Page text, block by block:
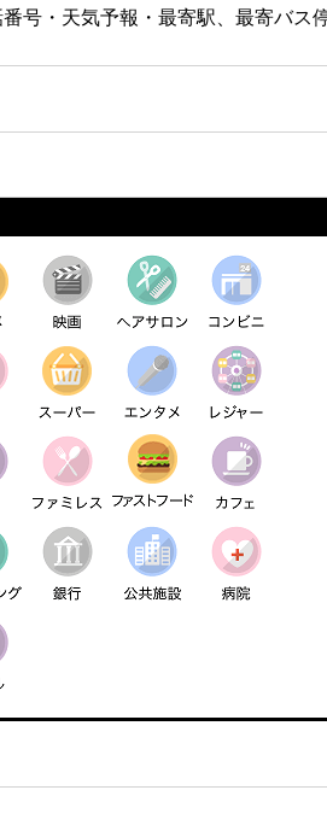
号・天気予報・最寄駅、最寄バ